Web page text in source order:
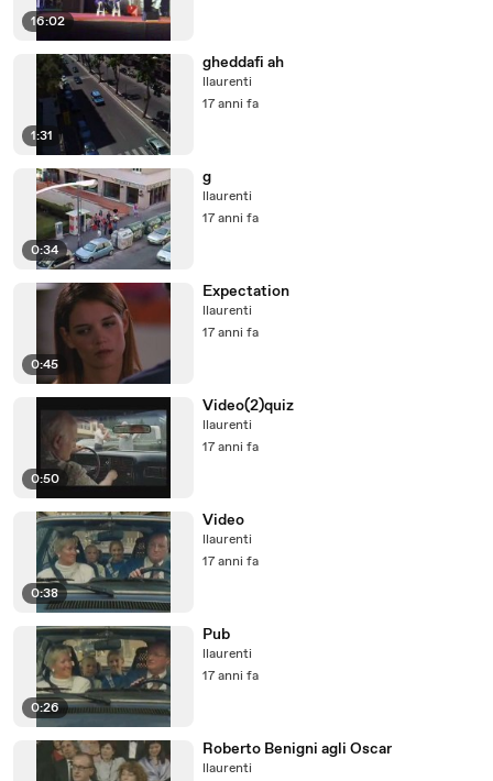
16:02
1:31
gheddafi ah
llaurenti
17 anni fa
0:34
g
llaurenti
17 anni fa
0:45
Expectation
llaurenti
17 anni fa
0:50
Video(2)quiz
llaurenti
17 anni fa
0:38
Video
llaurenti
17 anni fa
0:26
Pub
llaurenti
17 anni fa
Roberto Benigni agli Oscar
llaurenti